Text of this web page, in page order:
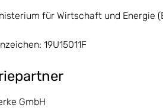
für Wirtschaft und Energie
19U15011F
GmbH